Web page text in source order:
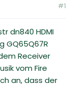
#1
dn840 HDMI
GQ65Q67R
Receiver
vom Fire
an, dass der